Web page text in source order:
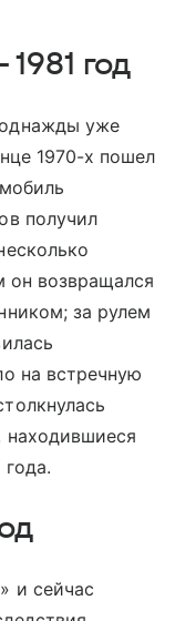
год
уже
1970-х пошел
получил
он возвращался
за рулем
на встречную
находившиеся
и сейчас